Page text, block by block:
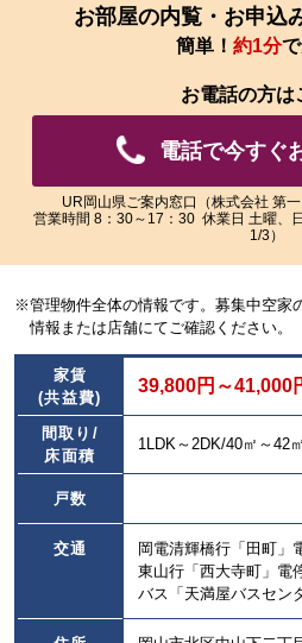
す
画
像
い
た
だ
け
ま
す。
お部屋の内覧・お申込
簡単！ 約1分で
お電話の方は
電話で今すぐ
UR岡山県ご案内窓口（株式会社 第
営業時間 8：30～17：30 休業日 土曜、
1/3）
※管理物件全体の情報です。募集中空家
情報または店舗にてご確認ください。
家賃
(共益費)
39,800円～41,000
間取り/
床面積
1LDK～2DK/40㎡～42㎡
戸数
交通
岡電清輝橋行「田町」
東山行「西大寺町」電
バス「天満屋バスセン